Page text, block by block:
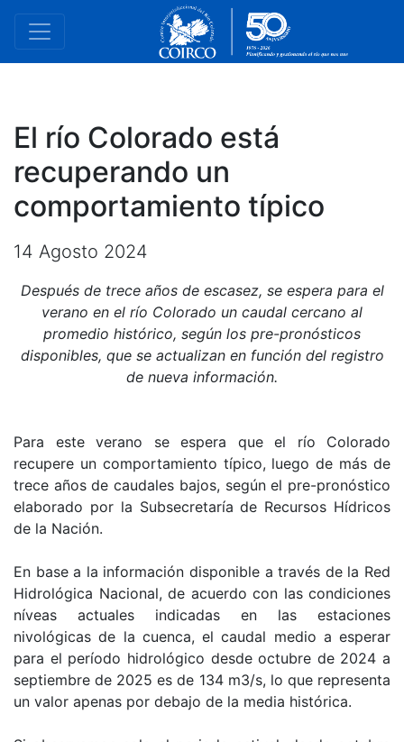
El río Colorado está
recuperando un
comportamiento típico
14 Agosto 2024
Después de trece años de escasez, se espera para el
verano en el río Colorado un caudal cercano al
promedio histórico, según los pre-pronósticos
disponibles, que se actualizan en función del registro
de nueva información.
Para este verano se espera que el río Colorado
recupere un comportamiento típico, luego de más de
trece años de caudales bajos, según el pre-pronóstico
elaborado por la Subsecretaría de Recursos Hídricos
de la Nación.
En base a la información disponible a través de la Red
Hidrológica Nacional, de acuerdo con las condiciones
níveas actuales indicadas en las estaciones
nivológicas de la cuenca, el caudal medio a esperar
para el período hidrológico desde octubre de 2024 a
septiembre de 2025 es de 134 m3/s, lo que representa
un valor apenas por debajo de la media histórica.